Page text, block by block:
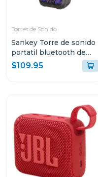
Torres de Sonido
Sankey Torre de sonido
portatil bluetooth de
50w rms 10dcc54t
$109.95